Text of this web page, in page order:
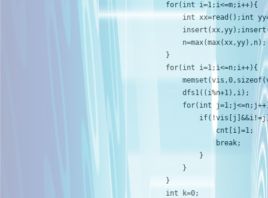
        for(int i=1;i<=m;i++){
int xx=read();int
            n=max(max(xx,yy),n);
        }
        for(int i=1;i<=n;i++){
            dfs1((i%n+1),i);
for(int
                    cnt[i]=1;
                    break;
                }
            }
        }
        int k=0;